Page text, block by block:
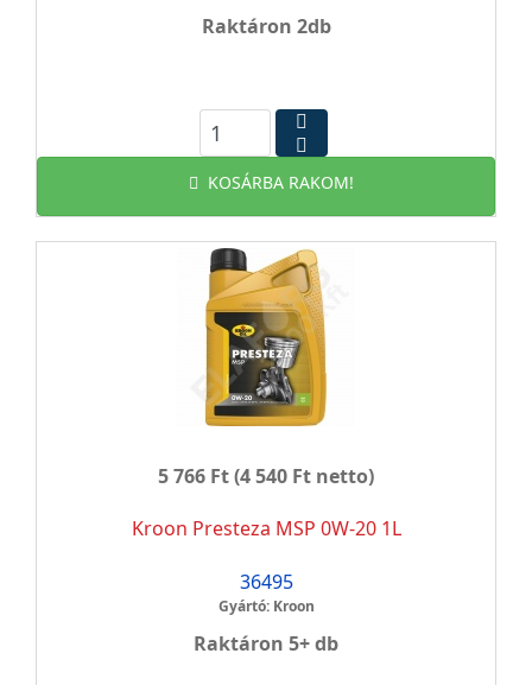
Raktáron 2db
KOSÁRBA RAKOM!
5 766 Ft(4 540 Ft netto)
Kroon Presteza MSP 0W-20 1L
36495
Gyártó: Kroon
Raktáron 5+ db